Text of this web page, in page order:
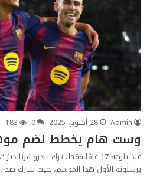
Admin
28 أكتوبر، 2025 0
183
وست هام يخطط لضم
عند بلوغه 17 عامًا فقط، ترك بيدرو
برشلونة الأول هذا الموسم، حيث شارك